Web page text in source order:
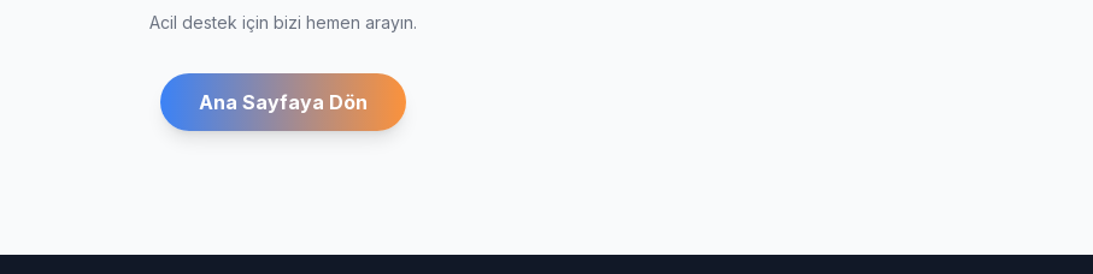
Acil destek için bizi hemen arayın.
Ana Sayfaya Dön